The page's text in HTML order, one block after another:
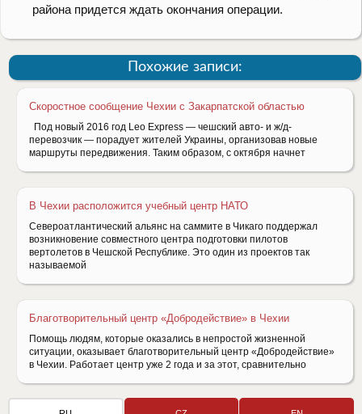
района придется ждать окончания операции.
Похожие записи:
Скоростное сообщение Чехии с Закарпатской областью
Под новый 2016 год Leo Express — чешский авто- и ж/д-
перевозчик — порадует жителей Украины, организовав новые
маршруты передвижения. Таким образом, с октября начнет
В Чехии расположится учебный центр НАТО
Североатлантический альянс на саммите в Чикаго поддержал
возникновение совместного центра подготовки пилотов
вертолетов в Чешской Республике. Это один из проектов так
называемой
Благотворительный центр «Добродействие» в Чехии
Помощь людям, которые оказались в непростой жизненной
ситуации, оказывает благотворительный центр «Добродействие»
в Чехии. Работает центр уже 2 года и за этот, сравнительно